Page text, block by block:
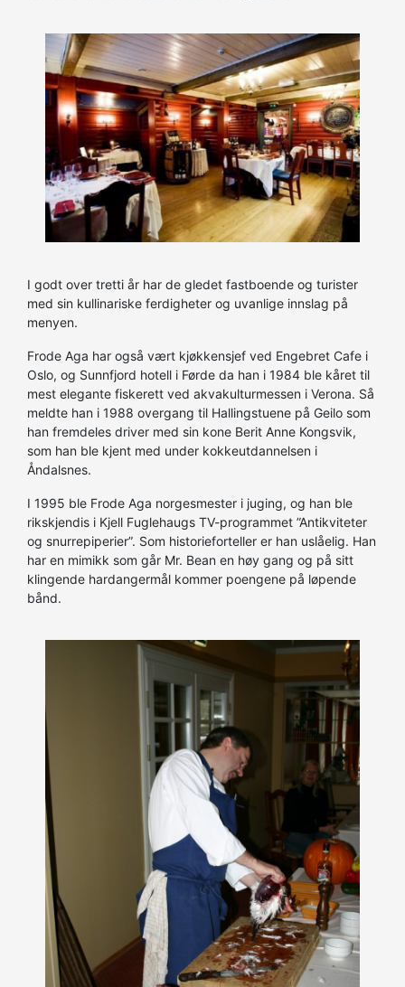
I godt over tretti år har de gledet fastboende og turister
med sin kullinariske ferdigheter og uvanlige innslag på
menyen.
Frode Aga har også vært kjøkkensjef ved Engebret Cafe i
Oslo, og Sunnfjord hotell i Førde da han i 1984 ble kåret til
mest elegante fiskerett ved akvakulturmessen i Verona. Så
meldte han i 1988 overgang til Hallingstuene på Geilo som
han fremdeles driver med sin kone Berit Anne Kongsvik,
som han ble kjent med under kokkeutdannelsen i
Åndalsnes.
I 1995 ble Frode Aga norgesmester i juging, og han ble
rikskjendis i Kjell Fuglehaugs TV-programmet ”Antikviteter
og snurrepiperier”. Som historieforteller er han uslåelig. Han
har en mimikk som går Mr. Bean en høy gang og på sitt
klingende hardangermål kommer poengene på løpende
bånd.